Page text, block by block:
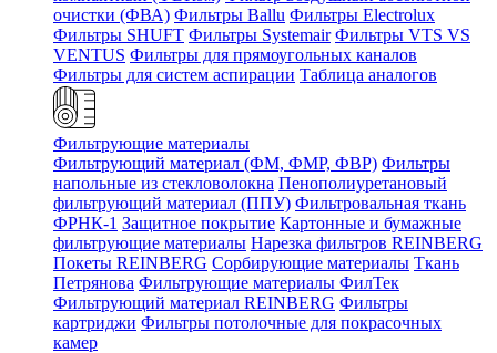
очистки (ФВА) Фильтры Ballu Фильтры Electrolux
Фильтры SHUFT Фильтры Systemair Фильтры VTS VS
VENTUS Фильтры для прямоугольных каналов
Фильтры для систем аспирации Таблица аналогов
Фильтрующие материалы
Фильтрующий материал (ФМ, ФМР, ФВР) Фильтры
напольные из стекловолокна Пенополиуретановый
фильтрующий материал (ППУ) Фильтровальная ткань
ФРНК-1 Защитное покрытие Картонные и бумажные
фильтрующие материалы Нарезка фильтров REINBERG
Покеты REINBERG Сорбирующие материалы Ткань
Петрянова Фильтрующие материалы ФилТек
Фильтрующий материал REINBERG Фильтры
картриджи Фильтры потолочные для покрасочных
камер